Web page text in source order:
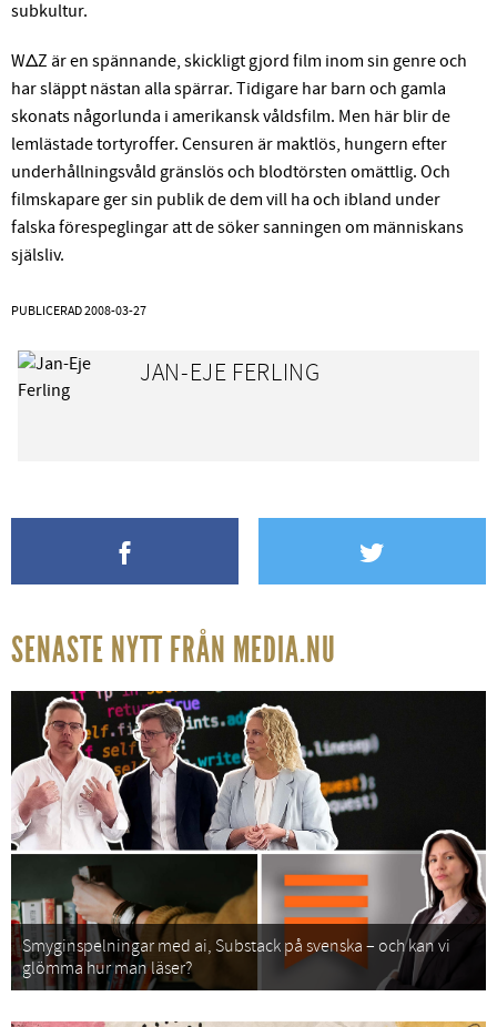
subkultur.
WΔZ är en spännande, skickligt gjord film inom sin genre och
har släppt nästan alla spärrar. Tidigare har barn och gamla
skonats någorlunda i amerikansk våldsfilm. Men här blir de
lemlästade tortyroffer. Censuren är maktlös, hungern efter
underhållningsvåld gränslös och blodtörsten omättlig. Och
filmskapare ger sin publik de dem vill ha och ibland under
falska förespeglingar att de söker sanningen om människans
själsliv.
PUBLICERAD2008-03-27
JAN-EJE FERLING
SENASTE NYTT FRÅN MEDIA.NU
Smyginspelningar med ai, Substack på svenska – och kan vi
glömma hur man läser?